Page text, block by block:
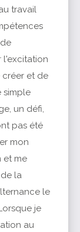
travail
l'excitation
créer et de
simple
un défi,
pas été
mon
et me
la
le
je
au